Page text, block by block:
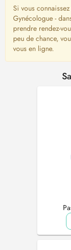
Si vous
Gynécologue -
prendre rendez-
peu de chance,
vous en ligne.